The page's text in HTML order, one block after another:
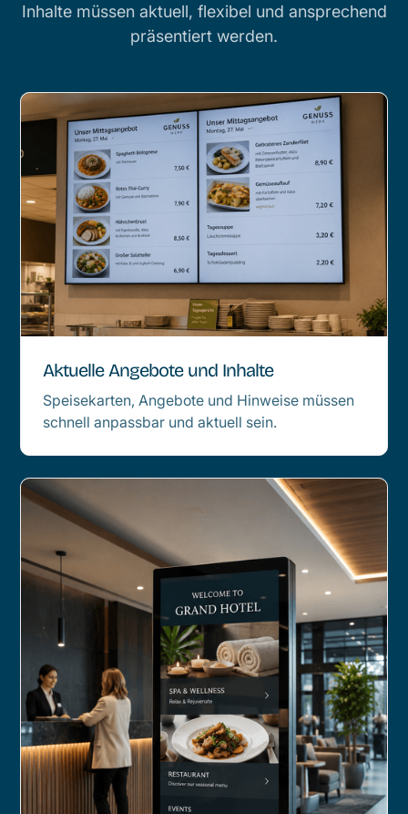
Inhalte müssen aktuell, flexibel und ansprechend
präsentiert werden.
Aktuelle Angebote und Inhalte
Speisekarten, Angebote und Hinweise müssen
schnell anpassbar und aktuell sein.